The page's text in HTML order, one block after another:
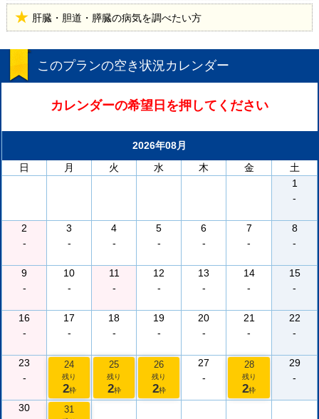
肝臓・胆道・膵臓の病気を調べたい方
このプランの空き状況カレンダー
カレンダーの希望日を押してください
2026年08月
日
月 火 水 木 金
土
1
-
2
-
3
-
4
-
5
-
6
-
7
-
8
-
9
-
10
-
11
-
12
-
13
-
14
-
15
-
16
-
17
-
18
-
19
-
20
-
21
-
22
-
23
-
24
残り
2枠
25
残り
2枠
26
残り
2枠
27
-
28
残り
2枠
29
-
30
31